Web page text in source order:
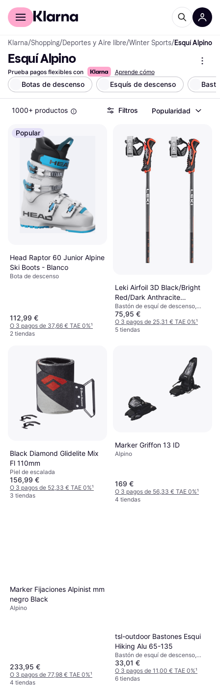
Comprar con Klarna
Klarna/Shopping/Deportes y Aire libre/Winter Sports/Esquí Alpino
Esquí Alpino
Prueba pagos flexibles con Aprende cómo
Botas de descenso Esquís de descenso
1000+ productos Filtros Popularidad
Popular
Head Raptor 60 Junior Alpine
Ski Boots - Blanco
Bota de descenso
112,99 €
O 3 pagos de 37,66 € TAE 0%¹
2 tiendas
Leki Airfoil 3D Black/Bright
Red/Dark Anthracite
Bastones de esquí
Bastón de esquí de descenso,
Unisexo, Anciano, Hombre
75,95 €
O 3 pagos de 25,31 € TAE 0%¹
5 tiendas
Black Diamond Glidelite Mix
Fl 110mm
Piel de escalada
156,99 €
O 3 pagos de 52,33 € TAE 0%¹
3 tiendas
Marker Griffon 13 ID
Alpino
169 €
O 3 pagos de 56,33 € TAE 0%¹
4 tiendas
Marker Fijaciones Alpinist mm
negro Black
Alpino
233,95 €
O 3 pagos de 77,98 € TAE 0%¹
4 tiendas
tsl-outdoor Bastones Esqui
Hiking Alu 65-135
Bastón de esquí de descenso,
Anciano
33,01 €
O 3 pagos de 11,00 € TAE 0%¹
6 tiendas